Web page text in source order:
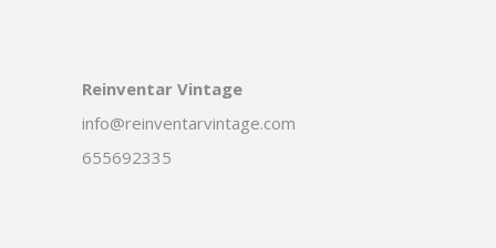
Reinventar Vintage
info@reinventarvintage.com
655692335